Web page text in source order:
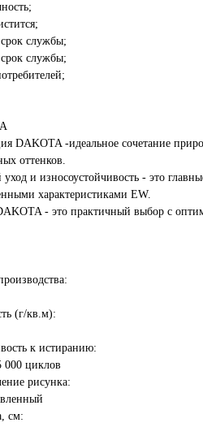
службы;
службы;
DAKOTA -идеальное сочетание
оттенков.
и износоустойчивость - это
характеристиками EW.
- это практичный выбор с
(г/кв.м):
к истиранию:
000 циклов
рисунка:
см: